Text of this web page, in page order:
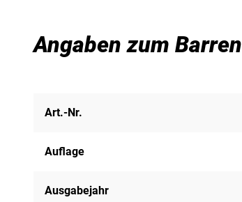
Angaben zum Barren
Art.-Nr.
Auflage
Ausgabejahr